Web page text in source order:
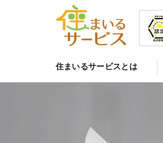
住まいるサービスとは